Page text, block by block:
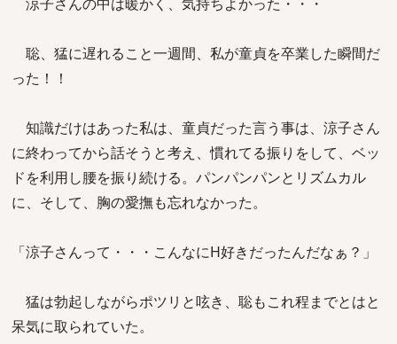
聡、猛に遅れること一週間、私が童貞を卒業した瞬間だ
った！！
知識だけはあった私は、童貞だった言う事は、涼子さん
に終わってから話そうと考え、慣れてる振りをして、ベッ
ドを利用し腰を振り続ける。パンパンパンとリズムカル
に、そして、胸の愛撫も忘れなかった。
「涼子さんって・・・こんなにH好きだったんだなぁ？」
猛は勃起しながらポツリと呟き、聡もこれ程までとはと
呆気に取られていた。